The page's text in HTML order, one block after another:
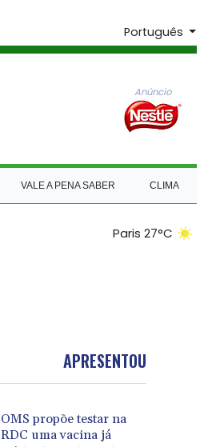
Português
Anúncio
VALE A PENA SABER CLIMA
Paris 27°C
APRESENTOU
OMS propõe testar na
RDC uma vacina já